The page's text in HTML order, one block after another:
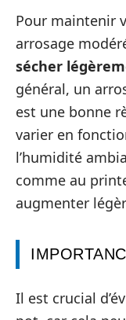
Pour maintenir
arrosage
sécher
général, un
est une bonne
varier en
l’humidité
comme au
augmenter
Il est crucial